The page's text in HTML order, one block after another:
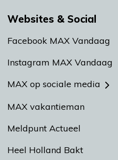
Websites & Social
Facebook MAX Vandaag
Instagram MAX Vandaag
MAX op sociale media
MAX vakantieman
Meldpunt Actueel
Heel Holland Bakt